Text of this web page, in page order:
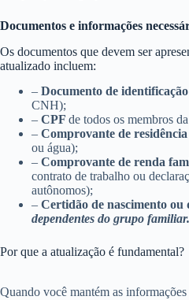
Documentos e informações
Os documentos que devem ser
atualizado incluem:
– Documento de
CNH);
– CPF de todos os membros
– Comprovante de
ou água);
– Comprovante de renda
contrato de trabalho ou
autônomos);
– Certidão de nascimento ou
dependentes do grupo familiar.
Por que a atualização é fundamental?
Quando você mantém as